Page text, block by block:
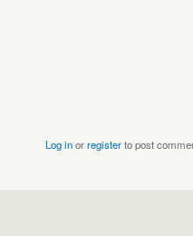
Log inorregisterto post